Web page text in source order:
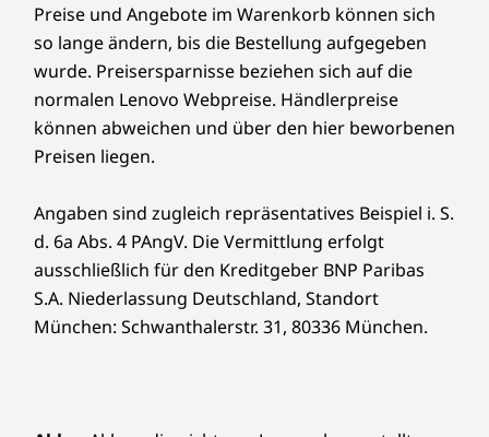
Preise und Angebote im Warenkorb können sich
so lange ändern, bis die Bestellung aufgegeben
wurde. Preisersparnisse beziehen sich auf die
normalen Lenovo Webpreise. Händlerpreise
können abweichen und über den hier beworbenen
Preisen liegen.
Angaben sind zugleich repräsentatives Beispiel i. S.
d. 6a Abs. 4 PAngV. Die Vermittlung erfolgt
ausschließlich für den Kreditgeber BNP Paribas
S.A. Niederlassung Deutschland, Standort
München: Schwanthalerstr. 31, 80336 München.